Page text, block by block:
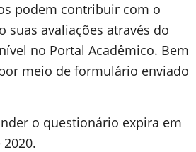
podem contribuir com o
suas avaliações através do
no Portal Acadêmico. Bem
meio de formulário enviado
o questionário expira em